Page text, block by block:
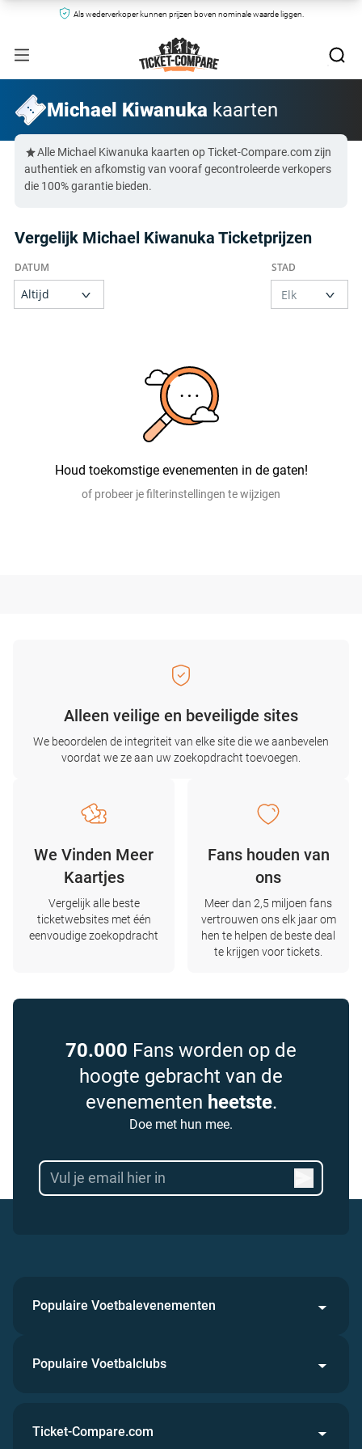
Als wederverkoper kunnen prijzen boven nominale waarde liggen.
Michael Kiwanuka kaarten
Alle Michael Kiwanuka kaarten op Ticket-Compare.com zijn
authentiek en afkomstig van vooraf gecontroleerde verkopers
die 100% garantie bieden.
Vergelijk Michael Kiwanuka Ticketprijzen
Houd toekomstige evenementen in de gaten!
of probeer je filterinstellingen te wijzigen
Alleen veilige en beveiligde sites
We beoordelen de integriteit van elke site die we aanbevelen
voordat we ze aan uw zoekopdracht toevoegen.
We Vinden Meer
Kaartjes
Vergelijk alle beste
ticketwebsites met één
eenvoudige zoekopdracht
Fans houden van
ons
Meer dan 2,5 miljoen fans
vertrouwen ons elk jaar om
hen te helpen de beste deal
te krijgen voor tickets.
70.000 Fans worden op de
hoogte gebracht van de
evenementen heetste.
Doe met hun mee.
Populaire Voetbalevenementen
Populaire Voetbalclubs
Ticket-Compare.com